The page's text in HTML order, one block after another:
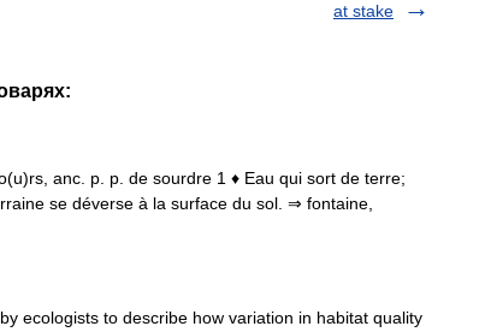
at stake
anc. p. p. de sourdre 1 ♦ Eau qui sort de terre;
se déverse à la surface du sol. ⇒ fontaine,
ecologists to describe how variation in habitat quality